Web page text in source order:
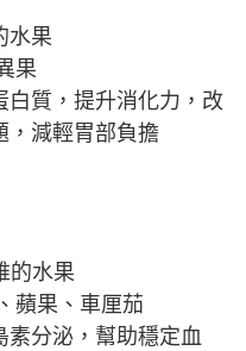
水果
果
白質，提升消化力，改
，減輕胃部負擔
的水果
蘋果、車厘茄
素分泌，幫助穩定血